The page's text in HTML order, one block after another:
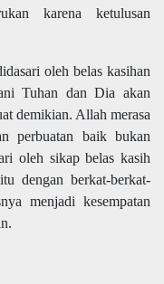
karena ketulusan
oleh belas kasihan
Tuhan dan Dia akan
demikian. Allah merasa
perbuatan baik bukan
oleh sikap belas kasih
dengan berkat-berkat-
menjadi kesempatan